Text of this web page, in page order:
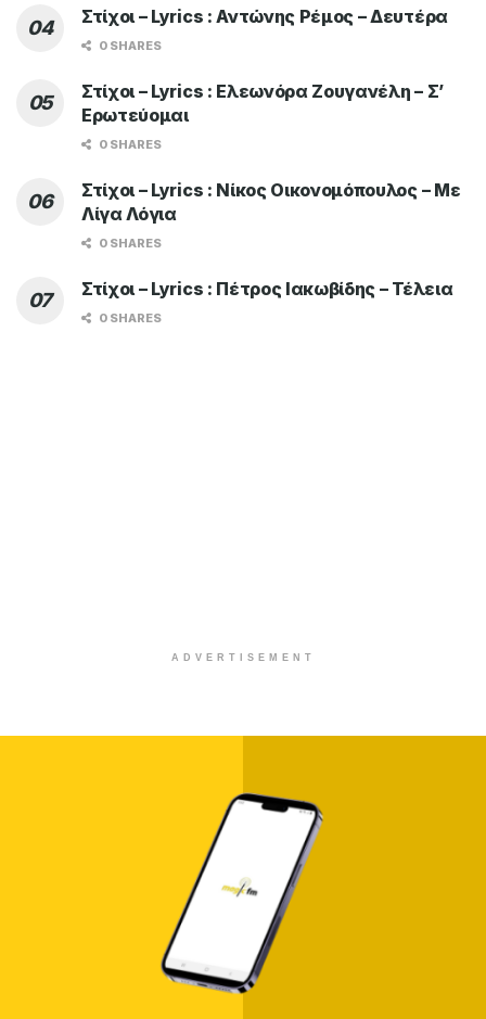
Στίχοι – Lyrics : Αντώνης Ρέμος – Δευτέρα
0 SHARES
Στίχοι – Lyrics : Ελεωνόρα Ζουγανέλη – Σ’
Ερωτεύομαι
0 SHARES
Στίχοι – Lyrics : Νίκος Οικονομόπουλος – Με
Λίγα Λόγια
0 SHARES
Στίχοι – Lyrics : Πέτρος Ιακωβίδης – Τέλεια
0 SHARES
ADVERTISEMENT